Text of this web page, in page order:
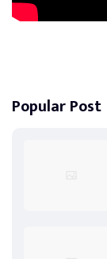
Popular Post